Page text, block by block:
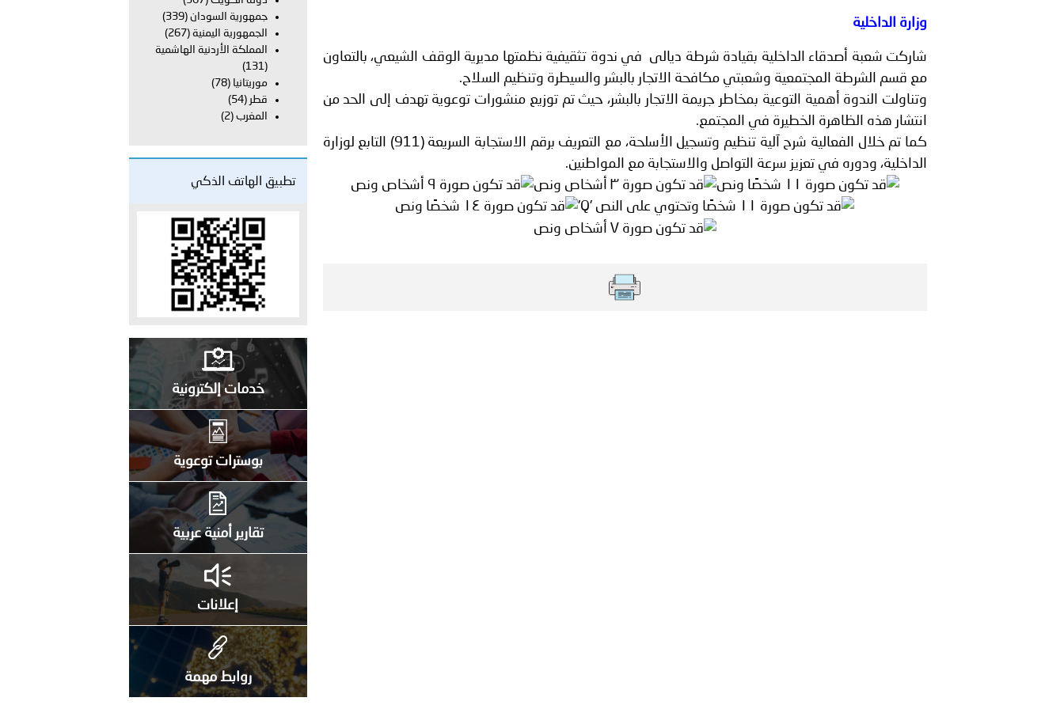
سلطنة عُمان ـ 1448/02/21هـ ــ الموافق 2026/08/04 م - دفعة جديدة من حماة الحق وحراس المبادئ تلتحق بشرطة عُمان
السلطانية..
انعقاد المؤتمر العربي الثاني عشر للمسؤولين عن الأمن السياحي
وزارة الداخلية
شاركت شعبة أصدقاء الداخلية بقيادة شرطة ديالى في ندوة تثقيفية نظمتها مديرية الوقف الشيعي، بالتعاون
مع قسم الشرطة المجتمعية وشعبتي مكافحة الاتجار بالبشر والسيطرة وتنظيم السلاح.
وتناولت الندوة أهمية التوعية بمخاطر جريمة الاتجار بالبشر، حيث تم توزيع منشورات توعوية تهدف إلى الحد من
انتشار هذه الظاهرة الخطيرة في المجتمع.
كما تم خلال الفعالية شرح آلية تنظيم وتسجيل الأسلحة، مع التعريف برقم الاستجابة السريعة (911) التابع لوزارة
الداخلية، ودوره في تعزيز سرعة التواصل والاستجابة مع المواطنين.
جمهورية السودان (339)
الجمهورية اليمنية (267)
المملكة الأردنية الهاشمية
(131)
موريتانيا (78)
قطر (54)
المغرب (2)
تطبيق الهاتف الذكي
خدمات إلكترونية
بوسترات توعوية
تقارير أمنية عربية
إعلانات
روابط مهمة